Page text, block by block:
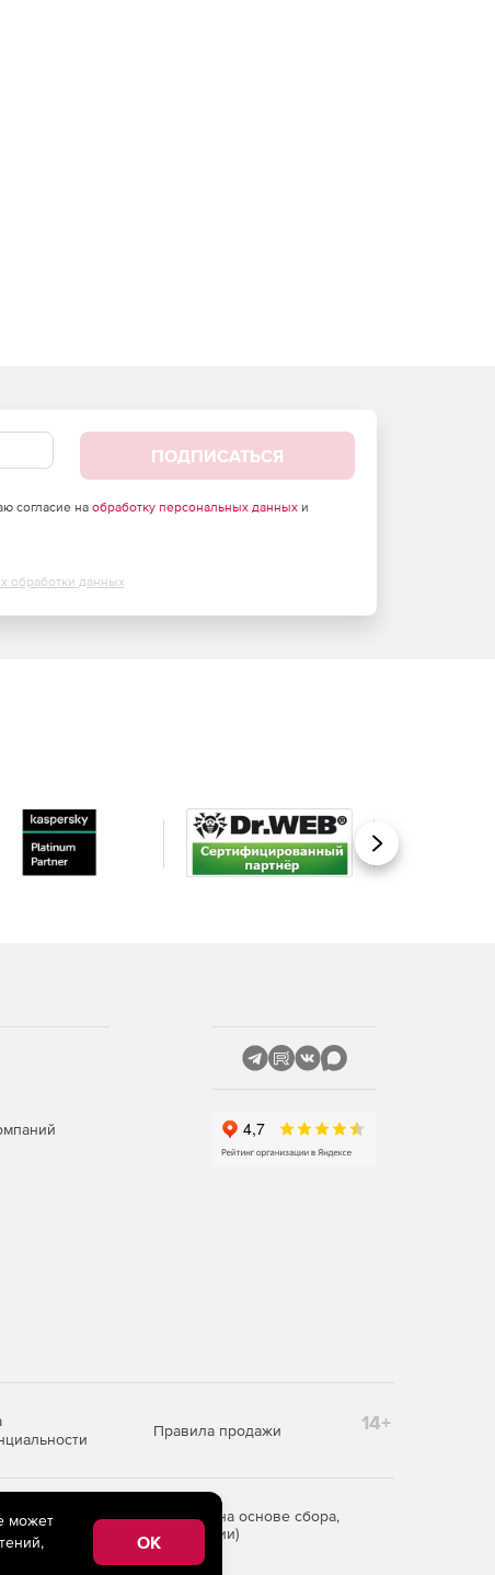
ПОДПИСАТЬСЯ
согласие на обработку персональных данныхи
обработки данных
Вперед
Правила продажи 14+
информации на основе сбора,
Российской Федерации)
может
OK